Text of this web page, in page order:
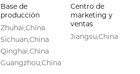
Base de
producción
Zhuhai,China
Sichuan,China
Qinghai,China
Guangzhou,China
Centro de
marketing y
ventas
Jiangsu,China